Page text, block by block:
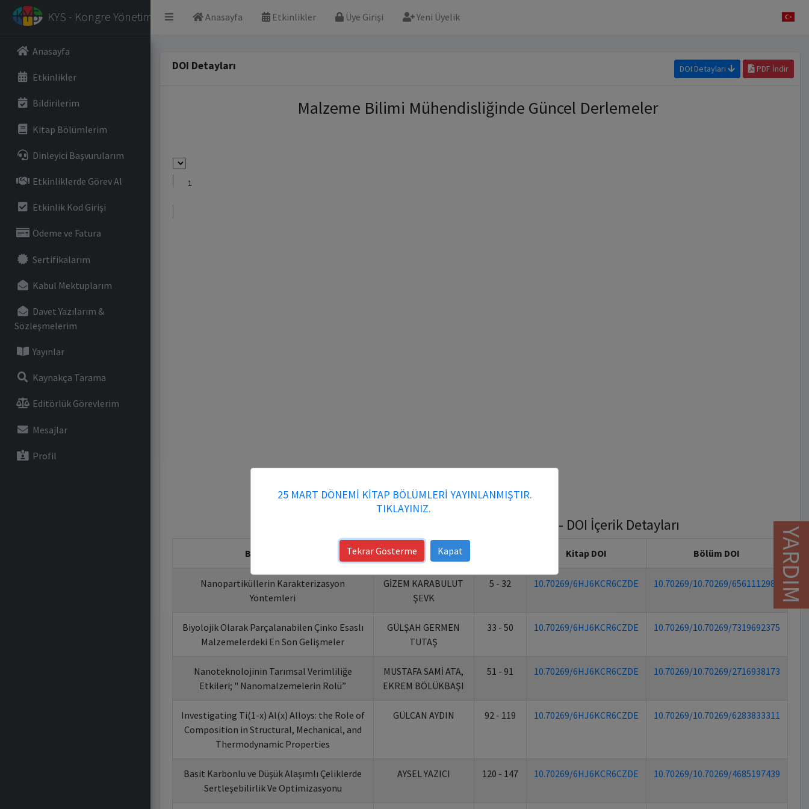
Anasayfa Etkinlikler Üye Girişi Yeni Üyelik
KYS - Kongre Yönetim Sistemi
Anasayfa
Etkinlikler
Bildirilerim
Kitap Bölümlerim
Dinleyici Başvurularım
Etkinliklerde Görev Al
Etkinlik Kod Girişi
Ödeme ve Fatura
Sertifikalarım
Kabul Mektuplarım
Davet Yazılarım &
Sözleşmelerim
Yayınlar
Kaynakça Tarama
Editörlük Görevlerim
Mesajlar
Profil
DOI Detayları DOI Detayları PDF İndir
Malzeme Bilimi Mühendisliğinde Güncel Derlemeler
Kitap DOI Numarası: 10.70269/6HJ6KCR6CZDE - DOI İçerik Detayları
Bildiri Başlığı Yazarlar Kitap DOI Bölüm DOI
Nanopartiküllerin Karakterizasyon
Yöntemleri
GİZEM KARABULUT
ŞEVK
5 - 32 10.70269/6HJ6KCR6CZDE 10.70269/10.70269/6561112989
Biyolojik Olarak Parçalanabilen Çinko Esaslı
Malzemelerdeki En Son Gelişmeler
GÜLŞAH GERMEN
TUTAŞ
33 - 50 10.70269/6HJ6KCR6CZDE 10.70269/10.70269/7319692375
Nanoteknolojinin Tarımsal Verimliliğe
Etkileri; " Nanomalzemelerin Rolü”
MUSTAFA SAMİ ATA,
EKREM BÖLÜKBAŞI
51 - 91 10.70269/6HJ6KCR6CZDE 10.70269/10.70269/2716938173
Investigating Ti(1-x) Al(x) Alloys: the Role of
Composition in Structural, Mechanical, and
Thermodynamic Properties
GÜLCAN AYDIN 92 - 119 10.70269/6HJ6KCR6CZDE 10.70269/10.70269/6283833311
Basit Karbonlu ve Düşük Alaşımlı Çeliklerde
Sertleşebilirlik Ve Optimizasyonu
AYSEL YAZICI 120 - 147 10.70269/6HJ6KCR6CZDE 10.70269/10.70269/4685197439
YARDIM
25 MART DÖNEMİ KİTAP BÖLÜMLERİ YAYINLANMIŞTIR.
TIKLAYINIZ.
Tekrar Gösterme Kapat